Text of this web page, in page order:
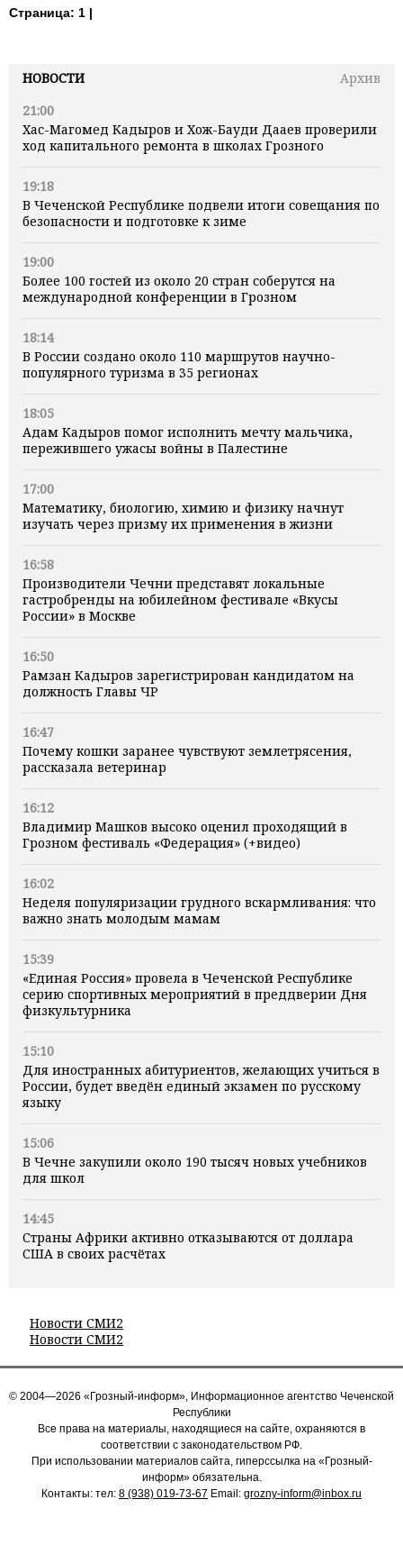
НОВОСТИ
Архив
21:00
Хас-Магомед Кадыров и Хож-Бауди Дааев проверили
ход капитального ремонта в школах Грозного
19:18
В Чеченской Республике подвели итоги совещания по
безопасности и подготовке к зиме
19:00
Более 100 гостей из около 20 стран соберутся на
международной конференции в Грозном
18:14
В России создано около 110 маршрутов научно-
популярного туризма в 35 регионах
18:05
Адам Кадыров помог исполнить мечту мальчика,
пережившего ужасы войны в Палестине
17:00
Математику, биологию, химию и физику начнут
изучать через призму их применения в жизни
16:58
Производители Чечни представят локальные
гастробренды на юбилейном фестивале «Вкусы
России» в Москве
16:50
Рамзан Кадыров зарегистрирован кандидатом на
должность Главы ЧР
16:47
Почему кошки заранее чувствуют землетрясения,
рассказала ветеринар
16:12
Владимир Машков высоко оценил проходящий в
Грозном фестиваль «Федерация» (+видео)
16:02
Неделя популяризации грудного вскармливания: что
важно знать молодым мамам
15:39
«Единая Россия» провела в Чеченской Республике
серию спортивных мероприятий в преддверии Дня
физкультурника
15:10
Для иностранных абитуриентов, желающих учиться в
России, будет введён единый экзамен по русскому
языку
15:06
В Чечне закупили около 190 тысяч новых учебников
для школ
14:45
Страны Африки активно отказываются от доллара
США в своих расчётах
Новости СМИ2
Новости СМИ2
Страница: 1 |
© 2004—2026 «Грозный-информ», Информационное агентство Чеченской
Республики
Все права на материалы, находящиеся на сайте, охраняются в
соответствии с законодательством РФ.
При использовании материалов сайта, гиперссылка на «Грозный-
информ» обязательна.
Контакты: тел: 8 (938) 019-73-67 Email: grozny-inform@inbox.ru